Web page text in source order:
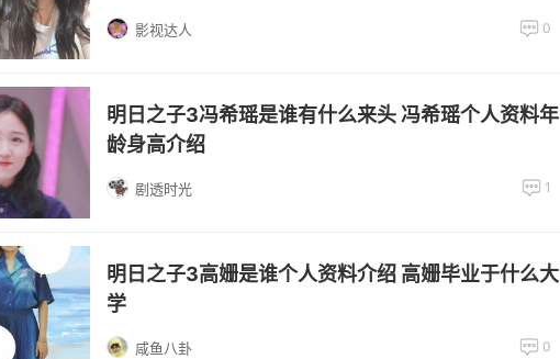
影视达人 0
明日之子3冯希瑶是谁有什么来头 冯希瑶个人资料年
龄身高介绍
剧透时光 1
明日之子3高姗是谁个人资料介绍 高姗毕业于什么大
学
咸鱼八卦 0